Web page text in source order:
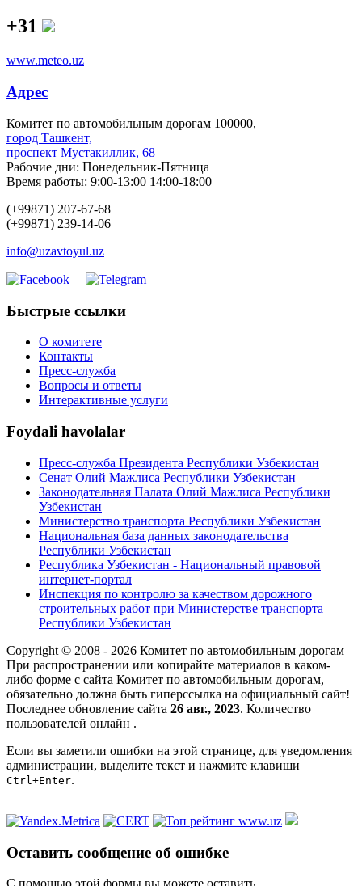
+31
www.meteo.uz
Адрес
Комитет по автомобильным дорогам 100000,
город Ташкент,
проспект Мустакиллик, 68
Рабочие дни: Понедельник-Пятница
Время работы: 9:00-13:00 14:00-18:00
(+99871) 207-67-68
(+99871) 239-14-06
info@uzavtoyul.uz
Быстрые ссылки
О комитете
Контакты
Пресс-служба
Вопросы и ответы
Интерактивные услуги
Foydali havolalar
Пресс-служба Президента Республики Узбекистан
Сенат Олий Мажлиса Республики Узбекистан
Законодательная Палата Олий Мажлиса Республики
Узбекистан
Министерство транспорта Республики Узбекистан
Национальная база данных законодательства
Республики Узбекистан
Республика Узбекистан - Национальный правовой
интернет-портал
Инспекция по контролю за качеством дорожного
строительных работ при Министерстве транспорта
Республики Узбекистан
Copyright © 2008 - 2026 Комитет по автомобильным дорогам
При распространении или копирайте материалов в каком-
либо форме с сайта Комитет по автомобильным дорогам,
обязательно должна быть гиперссылка на официальный сайт!
Последнее обновление сайта 26 авг., 2023. Количество
пользователей онлайн .
Если вы заметили ошибки на этой странице, для уведомления
администрации, выделите текст и нажмите клавиши
Ctrl+Enter.
Оставить сообщение об ошибке